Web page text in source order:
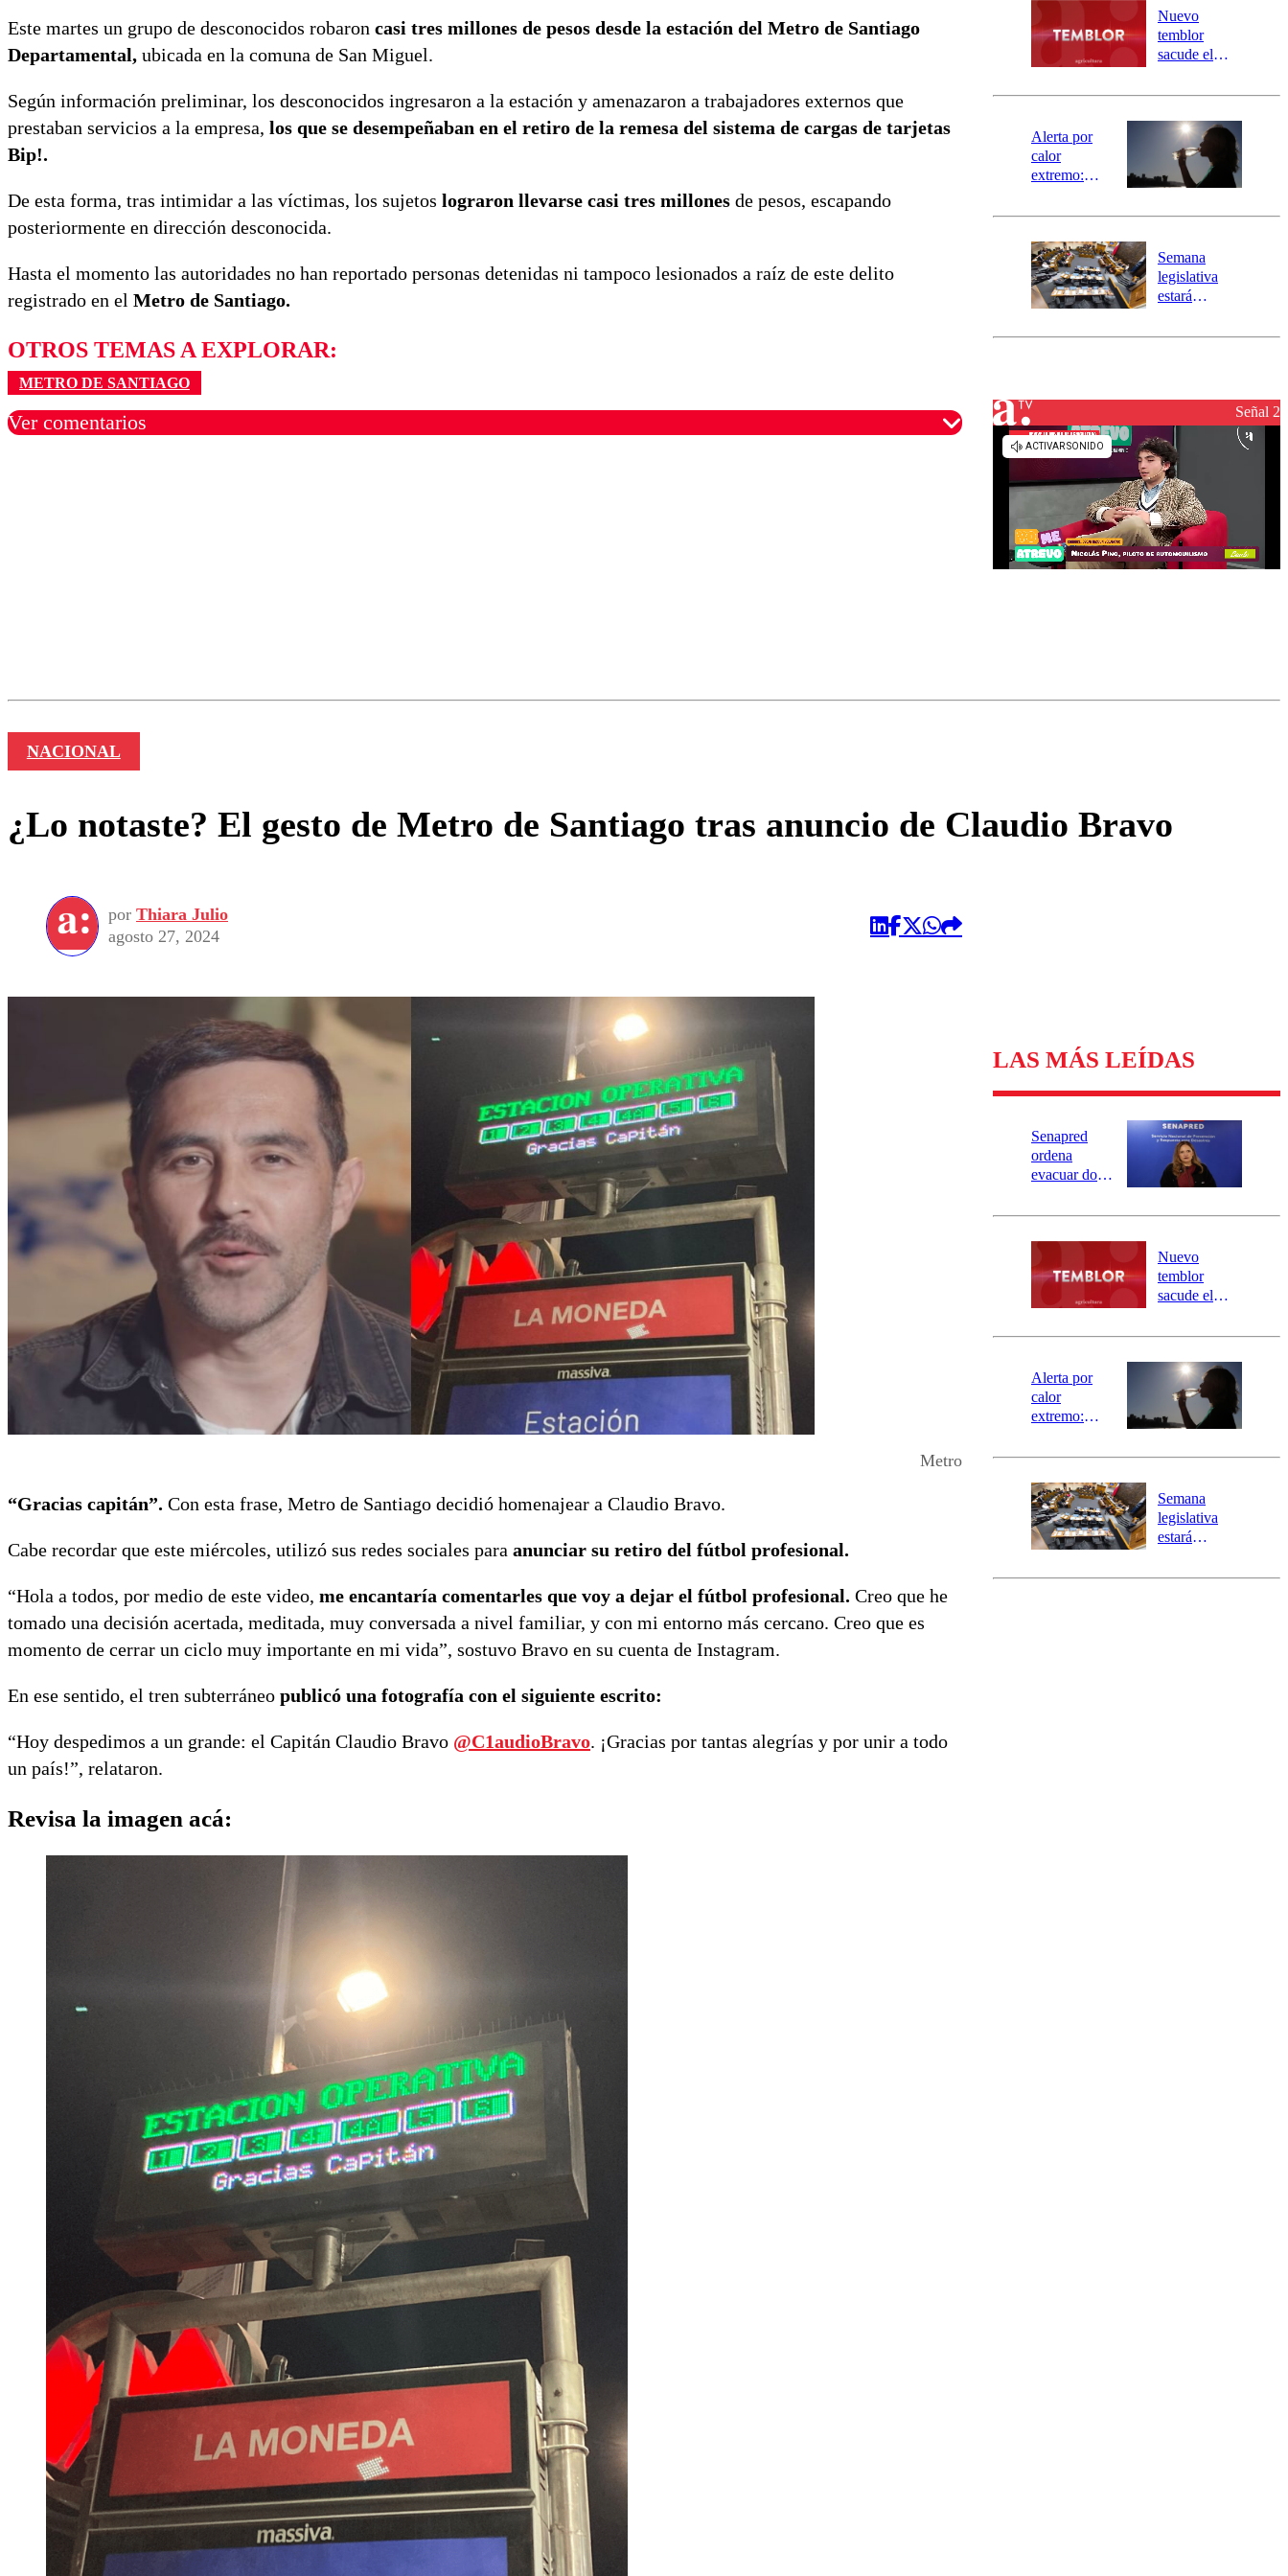
Este martes un grupo de desconocidos robaron casi tres millones de pesos desde la estación del Metro de Santiago
Departamental, ubicada en la comuna de San Miguel.
Según información preliminar, los desconocidos ingresaron a la estación y amenazaron a trabajadores externos que
prestaban servicios a la empresa, los que se desempeñaban en el retiro de la remesa del sistema de cargas de tarjetas
Bip!.
De esta forma, tras intimidar a las víctimas, los sujetos lograron llevarse casi tres millones de pesos, escapando
posteriormente en dirección desconocida.
Hasta el momento las autoridades no han reportado personas detenidas ni tampoco lesionados a raíz de este delito
registrado en el Metro de Santiago.
OTROS TEMAS A EXPLORAR:
METRO DE SANTIAGO
Ver comentarios
río Damas:
activa
mensajería
SAE
Nuevo
temblor
sacude el
revisa la
epicentro
Alerta por
calor
extremo:
activa Alerta
Preventiva en
tres comunas
Semana
legislativa
estará
el fin de la
reconstrucciónSeñal 2
NACIONAL
¿Lo notaste? El gesto de Metro de Santiago tras anuncio de Claudio Bravo
por Thiara Julio
agosto 27, 2024
Metro
“Gracias capitán”. Con esta frase, Metro de Santiago decidió homenajear a Claudio Bravo.
Cabe recordar que este miércoles, utilizó sus redes sociales para anunciar su retiro del fútbol profesional.
“Hola a todos, por medio de este video, me encantaría comentarles que voy a dejar el fútbol profesional. Creo que he
tomado una decisión acertada, meditada, muy conversada a nivel familiar, y con mi entorno más cercano. Creo que es
momento de cerrar un ciclo muy importante en mi vida”, sostuvo Bravo en su cuenta de Instagram.
En ese sentido, el tren subterráneo publicó una fotografía con el siguiente escrito:
“Hoy despedimos a un grande: el Capitán Claudio Bravo @C1audioBravo. ¡Gracias por tantas alegrías y por unir a todo
un país!”, relataron.
Revisa la imagen acá:
LAS MÁS LEÍDAS
Senapred
ordena
evacuar dos
Carahue por
río Damas:
activa
mensajería
SAE
Nuevo
temblor
sacude el
revisa la
epicentro
Alerta por
calor
extremo:
activa Alerta
Preventiva en
tres comunas
Semana
legislativa
estará
el fin de la